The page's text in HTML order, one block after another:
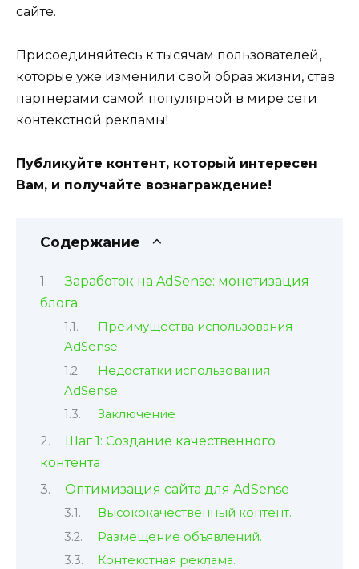
сайте.
Присоединяйтесь к тысячам пользователей,
которые уже изменили свой образ жизни, став
партнерами самой популярной в мире сети
контекстной рекламы!
Публикуйте контент, который интересен
Вам, и получайте вознаграждение!
Содержание
Заработок на AdSense: монетизация
блога
Преимущества использования
AdSense
Недостатки использования
AdSense
Заключение
Шаг 1: Создание качественного
контента
Оптимизация сайта для AdSense
Высококачественный контент.
Размещение объявлений.
Контекстная реклама.